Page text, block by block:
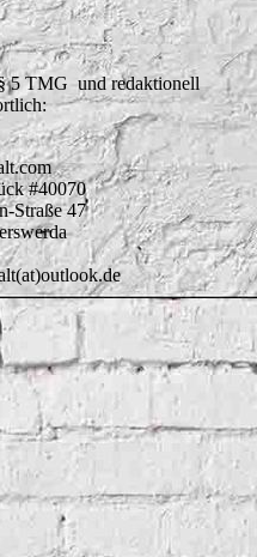
5 TMG und redaktionell
#40070
Straße 47